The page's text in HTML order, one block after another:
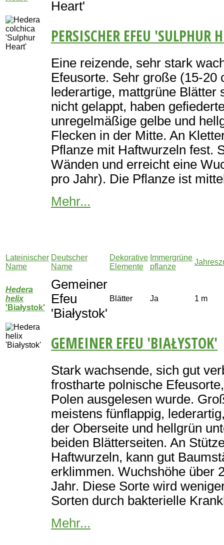
Heart'
PERSISCHER EFEU 'SULPHUR
Eine reizende, sehr stark
Efeusorte. Sehr große (15-
lederartige, mattgrüne Blätter
nicht gelappt, haben
unregelmäßige gelbe und
Flecken in der Mitte. An
Pflanze mit Haftwurzeln fest.
Wänden und erreicht eine
pro Jahr). Die Pflanze ist
Mehr...
Lateinischer
Name
Deutscher
Name
Dekorative
Elemente
Immergrüne
pflanze
Hedera
helix
'Białystok'
Gemeiner
Efeu
'Białystok'
Blätter Ja 1 m
GEMEINER EFEU 'BIAŁYSTOK'
Stark wachsende, sich gut
frostharte polnische
Polen ausgelesen wurde.
meistens fünflappig,
der Oberseite und hellgrün
beiden Blätterseiten. An
Haftwurzeln, kann gut
erklimmen. Wuchshöhe über
Jahr. Diese Sorte wird
Sorten durch bakterielle
Mehr...